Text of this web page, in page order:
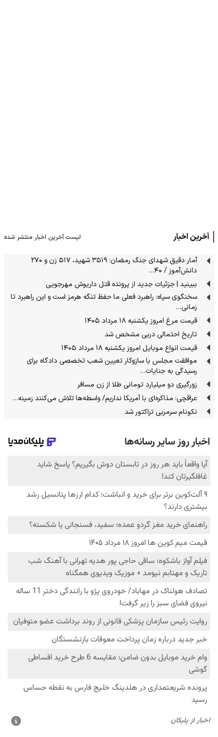
آخرین اخبار لیست آخرین اخبار منتشر شده
آمار دقیق شهدای جنگ رمضان؛ ۳۵۱۹ شهید، ۵۱۷ زن و ۲۷۰
دانش‌آموز / ۴۰…
ببینید | جزئیات جدید از پرونده قتل داریوش مهرجویی
سخنگوی سپاه: راهبرد فعلی ما حفظ تنگه هرمز است و این راهبرد تا
زمانی…
قیمت مرغ امروز یکشنبه ۱۸ مرداد ۱۴۰۵
تاریخ احتمالی دربی مشخص شد
قیمت انواع موبایل امروز یکشنبه ۱۸ مرداد ۱۴۰۵
موافقت مجلس با سازوکار تعیین شعب تخصصی دادگاه برای
رسیدگی به جنایات…
زورگیری دو میلیارد تومانی طلا از زن مسافر
عراقچی: مذاکره‌ای با آمریکا نداریم/ واسطه‌ها تلاش می‌کنند زمینه‌…
نکونام سرمربی تراکتور شد